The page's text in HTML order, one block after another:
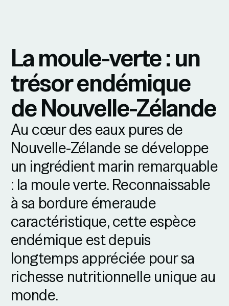
La moule-verte : un
trésor endémique
de Nouvelle-Zélande
Au cœur des eaux pures de
Nouvelle-Zélande se développe
un ingrédient marin remarquable
: la moule verte. Reconnaissable
à sa bordure émeraude
caractéristique, cette espèce
endémique est depuis
longtemps appréciée pour sa
richesse nutritionnelle unique au
monde.